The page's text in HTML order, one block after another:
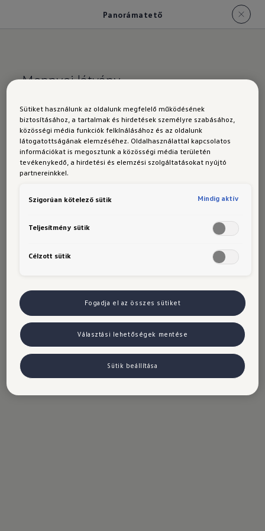
Panorámatető
Mennyei látvány.
Panorámatető
Apanorámatető
nyújt az égre. A színezett üveg napsütésben is
kellemes hőmérsékletet biztosít a belső térben.
működtetésű napvédő roló gondoskodik.
Sütiket használunk az oldalunk megfelelő működésének
biztosításához, a tartalmak és hirdetések személyre szabásához,
közösségi média funkciók felkínálásához és az oldalunk
látogatottságának elemzéséhez. Oldalhasználattal kapcsolatos
információkat is megosztunk a közösségi média területén
tevékenykedő, a hirdetési és elemzési szolgáltatásokat nyújtó
partnereinkkel.
Szigorúan kötelező sütik Mindig aktív
Teljesítmény sütik
Célzott sütik
Fogadja el az összes sütiket
Választási lehetőségek mentése
Sütik beállítása